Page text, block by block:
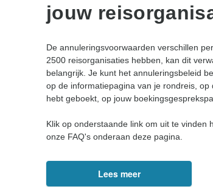
jouw
De annuleringsvoorwaarden verschillen
2500 reisorganisaties hebben, kan dit
belangrijk. Je kunt het annuleringsbeleid
op de informatiepagina van je rondreis,
hebt geboekt, op jouw
Klik op onderstaande link om uit te vinden
onze FAQ's onderaan deze pagina.
Lees meer